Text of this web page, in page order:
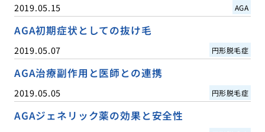
2019.05.15 AGA
AGA初期症状としての抜け毛
2019.05.07 円形脱毛症
AGA治療副作用と医師との連携
2019.05.05 円形脱毛症
AGAジェネリック薬の効果と安全性